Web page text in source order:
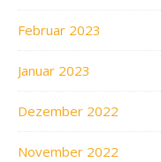
Februar 2023
Januar 2023
Dezember 2022
November 2022